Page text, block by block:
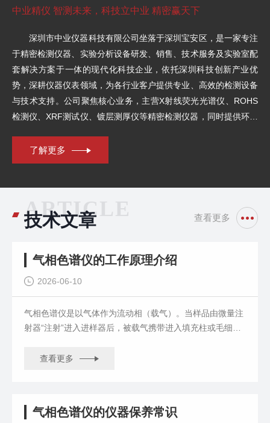
中业精仪 智测未来，科技立中业 精密赢天下
深圳市中业仪器科技有限公司坐落于深圳宝安区，是一家专注
于精密检测仪器、实验分析设备研发、销售、技术服务及实验室配
套解决方案于一体的现代化科技企业，依托深圳科技创新产业优
势，深耕仪器仪表领域，为各行业客户提供专业、高效的检测设备
与技术支持。公司聚焦核心业务，主营X射线荧光光谱仪、ROHS
检测仪、XRF测试仪、镀层测厚仪等精密检测仪器，同时提供环境
备维保等全链条服务，产品与方案广泛应用于科研院校、工业制
造、第三方检测、电子电气、材料化工等多个领域，精准匹配行业
了解更多
ARTICLE
技术文章 查看更多
气相色谱仪的工作原理介绍
2026-06-10
气相色谱仪是以气体作为流动相（载气）。当样品由微量注
射器“注射”进入进样器后，被载气携带进入填充柱或毛细管
查看更多
气相色谱仪的仪器保养常识